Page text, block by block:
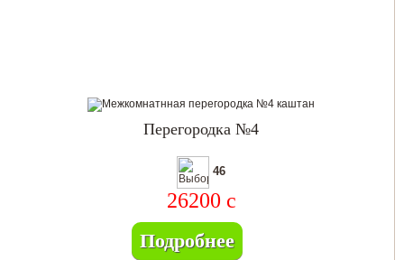
Перегородка №4
46
26200 c
Подробнее